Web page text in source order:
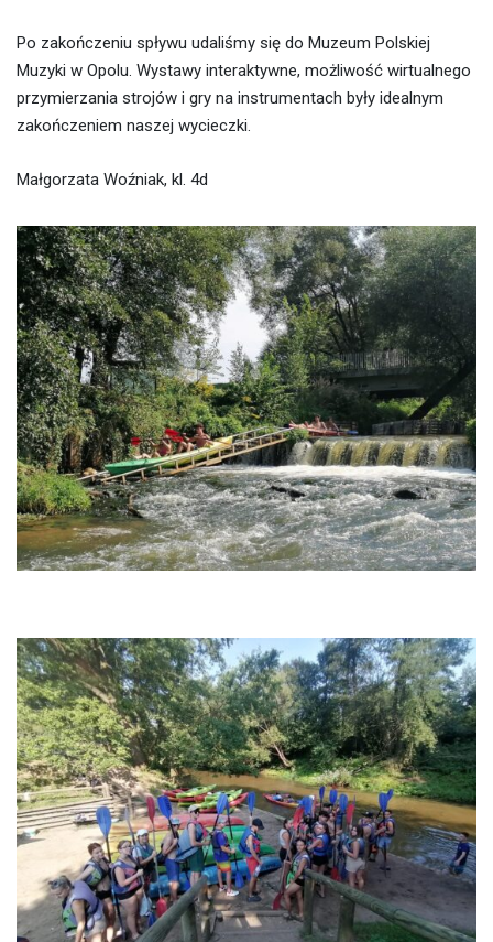
Po zakończeniu spływu udaliśmy się do Muzeum Polskiej
Muzyki w Opolu. Wystawy interaktywne, możliwość wirtualnego
przymierzania strojów i gry na instrumentach były idealnym
zakończeniem naszej wycieczki.
Małgorzata Woźniak, kl. 4d